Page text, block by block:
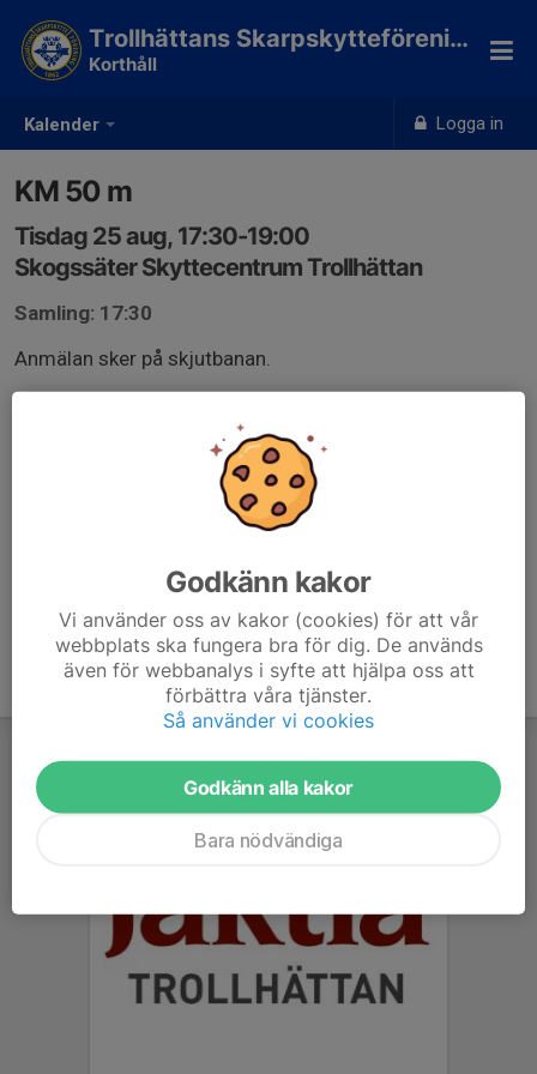
Kalender Logga in
Trollhättans Skarpskytteförening
Korthåll
KM 50 m
Tisdag 25 aug, 17:30-19:00
Skogssäter Skyttecentrum Trollhättan
Samling: 17:30
Anmälan sker på skjutbanan.
Anmälan är öppen för föreningens alla medlemmar &
Godkänn kakor
Vi använder oss av kakor (cookies) för att vår
webbplats ska fungera bra för dig. De används
även för webbanalys i syfte att hjälpa oss att
förbättra våra tjänster.
Så använder vi cookies
Godkänn alla kakor
Bara nödvändiga